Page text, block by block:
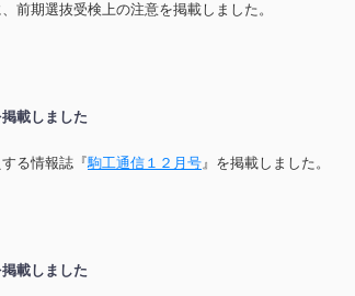
、前期選抜受検上の注意を掲載しました。
載しました
る情報誌『駒工通信１２月号 』を掲載しました。
載しました